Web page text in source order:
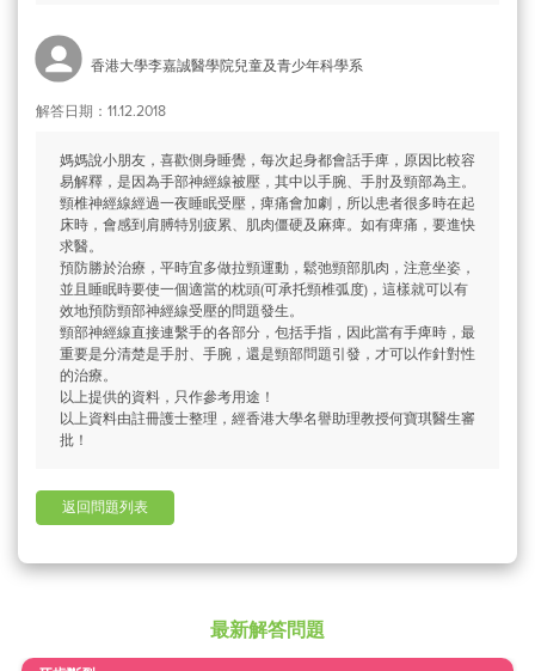
香港大學李嘉誠醫學院兒童及青少年科學系
解答日期：11.12.2018
媽媽說小朋友，喜歡側身睡覺，每次起身都會話手痺，原因比較容
易解釋，是因為手部神經線被壓，其中以手腕、手肘及頸部為主。
頸椎神經線經過一夜睡眠受壓，痺痛會加劇，所以患者很多時在起
床時，會感到肩膊特別疲累、肌肉僵硬及麻痺。如有痺痛，要進快
求醫。
預防勝於治療，平時宜多做拉頸運動，鬆弛頸部肌肉，注意坐姿，
並且睡眠時要使一個適當的枕頭(可承托頸椎弧度)，這樣就可以有
效地預防頸部神經線受壓的問題發生。
頸部神經線直接連繫手的各部分，包括手指，因此當有手痺時，最
重要是分清楚是手肘、手腕，還是頸部問題引發，才可以作針對性
的治療。
以上提供的資料，只作參考用途！
以上資料由註冊護士整理，經香港大學名譽助理教授何寶琪醫生審
批！
返回問題列表
最新解答問題